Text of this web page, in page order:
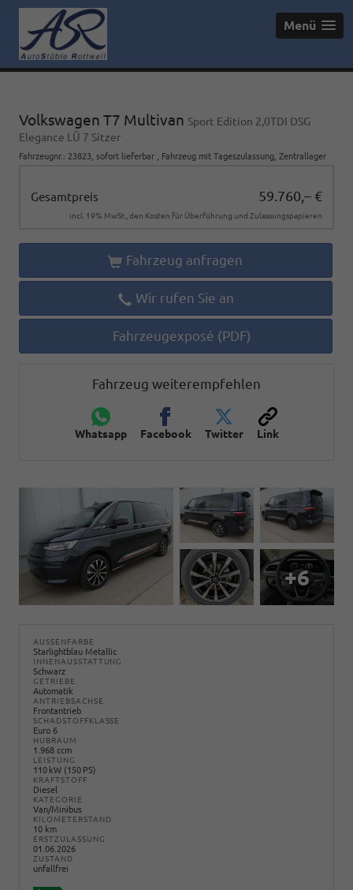
Menü
Volkswagen T7 Multivan Sport Edition 2,0TDI DSG
Elegance LÜ 7 Sitzer
Fahrzeugnr. : 23823 sofort lieferbar Fahrzeug mit Tageszulassung , Zentrallager
Gesamtpreis 59.760,– €
incl. 19% MwSt., den Kosten für Überführung und Zulassungspapieren
Fahrzeug anfragen
Wir rufen Sie an
Fahrzeugexposé (PDF)
Fahrzeug weiterempfehlen
Whatsapp Facebook Twitter Link
+6
AUSSENFARBE
Starlightblau Metallic
INNENAUSSTATTUNG
Schwarz
GETRIEBE
Automatik
ANTRIEBSACHSE
Frontantrieb
SCHADSTOFFKLASSE
Euro 6
HUBRAUM
1.968 ccm
LEISTUNG
110 kW (150 PS)
KRAFTSTOFF
Diesel
KATEGORIE
Van/Minibus
KILOMETERSTAND
10 km
ERSTZULASSUNG
01.06.2026
ZUSTAND
unfallfrei